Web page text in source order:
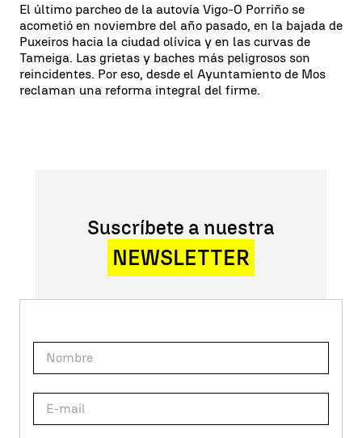
El último parcheo de la autovía Vigo-O Porriño se
acometió en noviembre del año pasado, en la bajada de
Puxeiros hacia la ciudad olívica y en las curvas de
Tameiga. Las grietas y baches más peligrosos son
reincidentes. Por eso, desde el Ayuntamiento de Mos
reclaman una reforma integral del firme.
Suscríbete a nuestra
NEWSLETTER